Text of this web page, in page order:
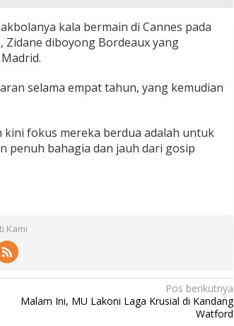
kala bermain di Cannes pada
diboyong Bordeaux yang
selama empat tahun, yang kemudian
fokus mereka berdua adalah untuk
penuh bahagia dan jauh dari gosip
Kami
Pos berikutnya
Malam Ini, MU Lakoni Laga Krusial di Kandang
Watford